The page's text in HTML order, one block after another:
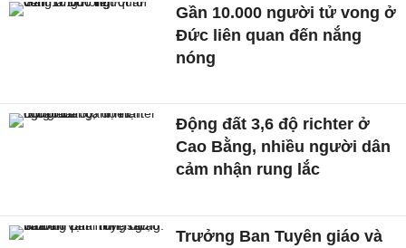
Gần 10.000 người tử vong ở
Đức liên quan đến nắng
nóng
Động đất 3,6 độ richter ở
Cao Bằng, nhiều người dân
cảm nhận rung lắc
Trưởng Ban Tuyên giáo và